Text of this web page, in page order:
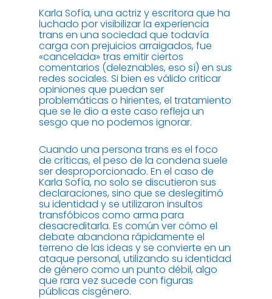
Karla Sofía, una actriz y escritora que ha
luchado por visibilizar la experiencia
trans en una sociedad que todavía
carga con prejuicios arraigados, fue
«cancelada» tras emitir ciertos
comentarios (deleznables, eso sí) en sus
redes sociales. Si bien es válido criticar
opiniones que puedan ser
problemáticas o hirientes, el tratamiento
que se le dio a este caso refleja un
sesgo que no podemos ignorar.
Cuando una persona trans es el foco
de críticas, el peso de la condena suele
ser desproporcionado. En el caso de
Karla Sofía, no solo se discutieron sus
declaraciones, sino que se deslegitimó
su identidad y se utilizaron insultos
transfóbicos como arma para
desacreditarla. Es común ver cómo el
debate abandona rápidamente el
terreno de las ideas y se convierte en un
ataque personal, utilizando su identidad
de género como un punto débil, algo
que rara vez sucede con figuras
públicas cisgénero.